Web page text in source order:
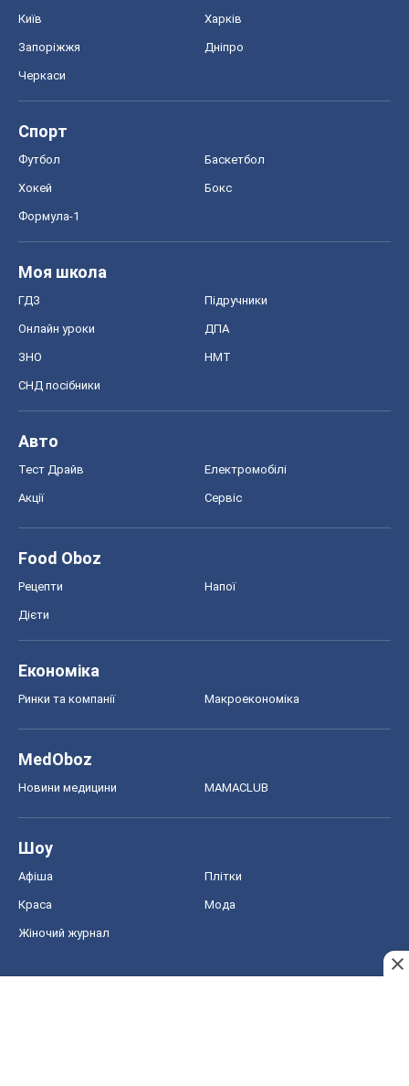
Київ Харків
Запоріжжя Дніпро
Черкаси
Спорт
Футбол Баскетбол
Хокей Бокс
Формула-1
Моя школа
ГДЗ Підручники
Онлайн уроки ДПА
ЗНО НМТ
СНД посібники
Авто
Тест Драйв Електромобілі
Акції Сервіс
Food Oboz
Рецепти Напої
Дієти
Економіка
Ринки та компанії Макроекономіка
MedOboz
Новини медицини MAMACLUB
Шоу
Афіша Плітки
Краса Мода
Жіночий журнал